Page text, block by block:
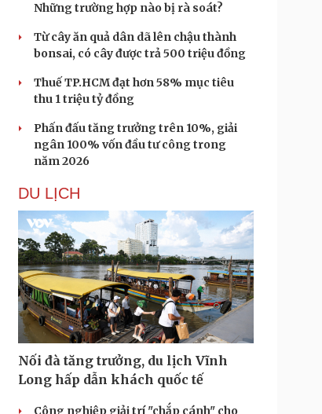
Những trường hợp nào bị rà soát?
Từ cây ăn quả dân dã lên chậu thành
bonsai, có cây được trả 500 triệu đồng
Thuế TP.HCM đạt hơn 58% mục tiêu
thu 1 triệu tỷ đồng
Phấn đấu tăng trưởng trên 10%, giải
ngân 100% vốn đầu tư công trong
năm 2026
DU LỊCH
Nối đà tăng trưởng, du lịch Vĩnh
Long hấp dẫn khách quốc tế
Công nghiệp giải trí "chắp cánh" cho